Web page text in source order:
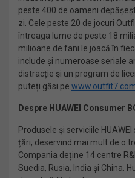
peste 400 de oameni
zi. Cele peste 20 de jocuri
întreaga lume de peste 18
milioane de fani le joacă în
include și numeroase seriale
distracție și un program de
puteți găsi pe
Despre HUAWEI Consumer
Produsele și serviciile
țări, deservind mai mult de o
Compania deține 14 centre
Suedia, Rusia, India și China.